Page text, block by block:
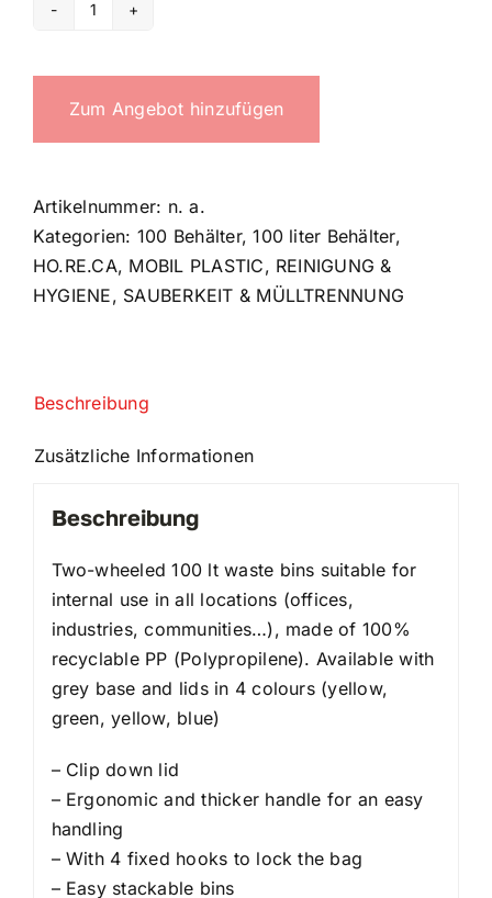
100
bin
Menge
Zum Angebot hinzufügen
Artikelnummer: n. a.
Kategorien: 100 Behälter,100 liter Behälter,
HO.RE.CA, MOBIL PLASTIC, REINIGUNG &
HYGIENE, SAUBERKEIT & MÜLLTRENNUNG
Beschreibung
Zusätzliche Informationen
Beschreibung
Two-wheeled 100 lt waste bins suitable for
internal use in all locations (offices,
industries, communities…), made of 100%
recyclable PP (Polypropilene). Available with
grey base and lids in 4 colours (yellow,
green, yellow, blue)
– Clip down lid
– Ergonomic and thicker handle for an easy
handling
– With 4 fixed hooks to lock the bag
– Easy stackable bins